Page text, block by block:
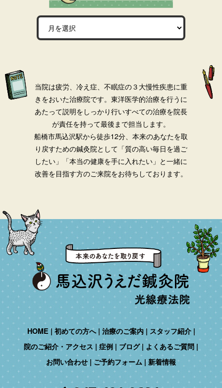
当院は疲労、冷え症、不眠症の３大慢性疾患に重
きをおいた治療院です。 東洋医学的治療を行うに
あたって説明をしっかり行いすべての治療を院長
が責任を持って最後まで担当します。
船橋市馬込沢駅から徒歩12分、本来のあなたを取
り戻すための鍼灸院として「質の高い毎日を過ご
したい」「本当の健康を手に入れたい」と一緒に
改善を目指す方のご来院をお待ちしております。
HOME 初めての方へ 治療のご案内
スタッフ紹介
院のご紹介・アクセス
症例 ブログ
よくあるご質問
お問い合わせ ご予約フォーム 新着情報